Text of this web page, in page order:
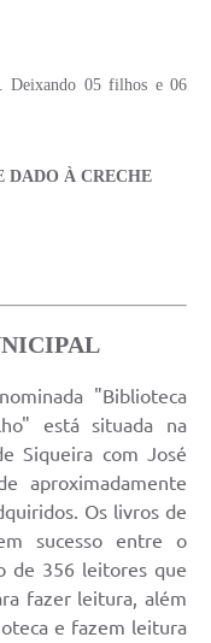
Deixando 05 filhos e 06
DADO À CRECHE
"Biblioteca
está situada na
Siqueira com José
aproximadamente
Os livros de
sucesso entre o
de 356 leitores que
fazer leitura, além
e fazem leitura